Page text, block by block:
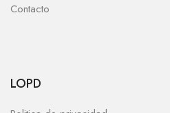
Contacto
LOPD